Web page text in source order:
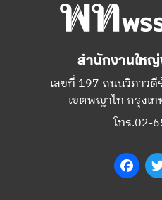
สำนักงานใหญ่
เลขที่ 197 ถนนวิภาว
เขตพญาไท กรุงเ
โทร.02-